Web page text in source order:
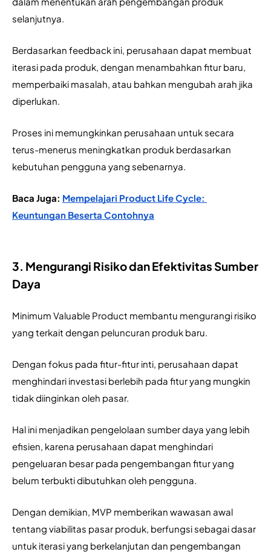
selanjutnya.
Berdasarkan feedback ini, perusahaan dapat membuat
iterasi pada produk, dengan menambahkan fitur baru,
memperbaiki masalah, atau bahkan mengubah arah jika
diperlukan.
Proses ini memungkinkan perusahaan untuk secara
terus-menerus meningkatkan produk berdasarkan
kebutuhan pengguna yang sebenarnya.
Baca Juga: Mempelajari Product Life Cycle:
Keuntungan Beserta Contohnya
3. Mengurangi Risiko dan Efektivitas Sumber
Daya
Minimum Valuable Product membantu mengurangi risiko
yang terkait dengan peluncuran produk baru.
Dengan fokus pada fitur-fitur inti, perusahaan dapat
menghindari investasi berlebih pada fitur yang mungkin
tidak diinginkan oleh pasar.
Hal ini menjadikan pengelolaan sumber daya yang lebih
efisien, karena perusahaan dapat menghindari
pengeluaran besar pada pengembangan fitur yang
belum terbukti dibutuhkan oleh pengguna.
Dengan demikian, MVP memberikan wawasan awal
tentang viabilitas pasar produk, berfungsi sebagai dasar
untuk iterasi yang berkelanjutan dan pengembangan